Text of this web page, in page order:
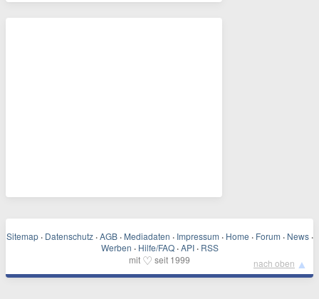
Sitemap · Datenschutz · AGB · Mediadaten · Impressum · Home · Forum · News ·
Werben · Hilfe/FAQ · API · RSS
mit ♡ seit 1999 nach oben ▲